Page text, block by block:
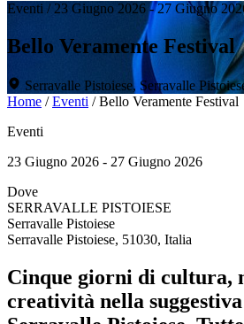
Eventi / 23 Giugno 2026 - 27 Giugno
Bello Veramente Festival
Serravalle Pistoiese, Serravalle
Home /Eventi /Bello Veramente Festival
Eventi
23 Giugno 2026 - 27 Giugno 2026
Dove
SERRAVALLE PISTOIESE
Serravalle Pistoiese
Serravalle Pistoiese, 51030, Italia
Cinque giorni di cultura,
creatività nella